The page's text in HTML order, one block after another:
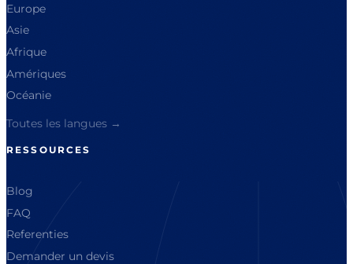
Europe
Asie
Afrique
Amériques
Océanie
Toutes les langues →
RESSOURCES
Blog
FAQ
Referenties
Demander un devis